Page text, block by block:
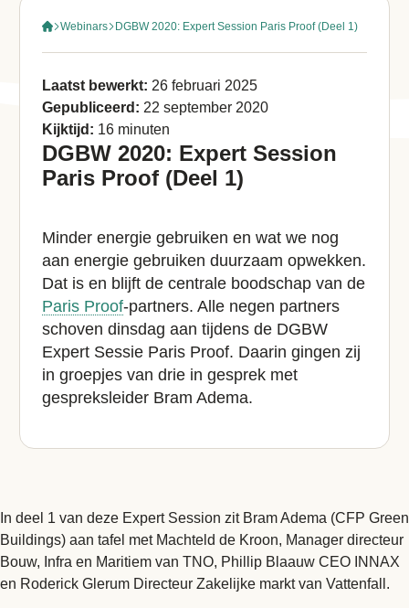
Webinars DGBW 2020: Expert Session Paris Proof (Deel 1)
Laatst bewerkt: 26 februari 2025
Gepubliceerd: 22 september 2020
Kijktijd: 16 minuten
DGBW 2020: Expert Session
Paris Proof (Deel 1)
Minder energie gebruiken en wat we nog
aan energie gebruiken duurzaam opwekken.
Dat is en blijft de centrale boodschap van de
Paris Proof-partners. Alle negen partners
schoven dinsdag aan tijdens de DGBW
Expert Sessie Paris Proof. Daarin gingen zij
in groepjes van drie in gesprek met
gespreksleider Bram Adema.
In deel 1 van deze Expert Session zit Bram Adema (CFP Green
Buildings) aan tafel met Machteld de Kroon, Manager directeur
Bouw, Infra en Maritiem van TNO, Phillip Blaauw CEO INNAX
en Roderick Glerum Directeur Zakelijke markt van Vattenfall.